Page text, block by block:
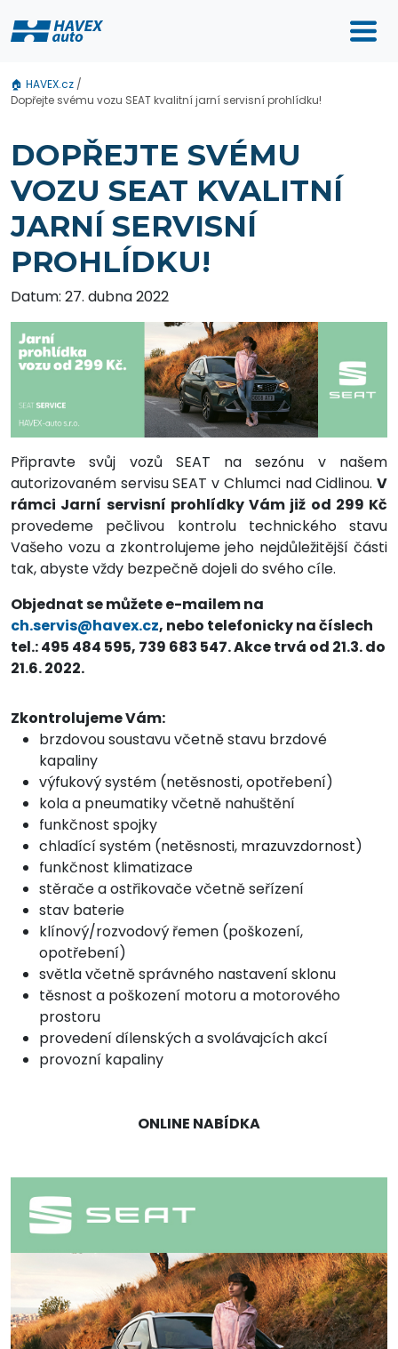
🏠 HAVEX.cz /
Dopřejte svému vozu SEAT kvalitní jarní servisní prohlídku!
DOPŘEJTE SVÉMU
VOZU SEAT KVALITNÍ
JARNÍ SERVISNÍ
PROHLÍDKU!
Datum: 27. dubna 2022
Připravte svůj vozů SEAT na sezónu v našem
autorizovaném servisu SEAT v Chlumci nad Cidlinou. V
rámci Jarní servisní prohlídky Vám již od 299 Kč
provedeme pečlivou kontrolu technického stavu
Vašeho vozu a zkontrolujeme jeho nejdůležitější části
tak, abyste vždy bezpečně dojeli do svého cíle.
Objednat se můžete e-mailem na
ch.servis@havex.cz, nebo telefonicky na číslech
tel.: 495 484 595, 739 683 547. Akce trvá od 21.3. do
21.6. 2022.
Zkontrolujeme Vám:
brzdovou soustavu včetně stavu brzdové
kapaliny
výfukový systém (netěsnosti, opotřebení)
kola a pneumatiky včetně nahuštění
funkčnost spojky
chladící systém (netěsnosti, mrazuvzdornost)
funkčnost klimatizace
stěrače a ostřikovače včetně seřízení
stav baterie
klínový/rozvodový řemen (poškození,
opotřebení)
světla včetně správného nastavení sklonu
těsnost a poškození motoru a motorového
prostoru
provedení dílenských a svolávajcích akcí
provozní kapaliny
ONLINE NABÍDKA